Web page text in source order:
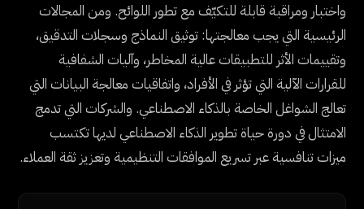
واختبار ومراقبة قابلة للتكيّف مع تطور اللوائح. ومن المجالات
الرئيسية التي يجب معالجتها: توثيق النماذج وسجلات التدقيق،
وتقييمات الأثر للتطبيقات عالية المخاطر، وآليات الشفافية
للقرارات الآلية التي تؤثر في الأفراد، واتفاقيات معالجة البيانات التي
تعالج الشواغل الخاصة بالذكاء الاصطناعي. والشركات التي تدمج
الامتثال في دورة حياة تطوير الذكاء الاصطناعي لديها تكتسب
ميزات تنافسية عبر تسريع الموافقات التنظيمية وتعزيز ثقة العملاء.